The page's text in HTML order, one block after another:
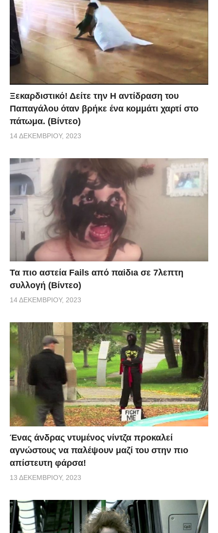
Ξεκαρδιστικό! Δείτε την Η αντίδραση του
Παπαγάλου όταν βρήκε ένα κομμάτι χαρτί στο
πάτωμα. (Βίντεο)
14 ΔΕΚΕΜΒΡΊΟΥ, 2023
Τα πιο αστεία Fails από παiδιa σε 7λεπτη
συλλογή (Βίντεο)
14 ΔΕΚΕΜΒΡΊΟΥ, 2023
Ένας άνδρας ντυμένος νίντζα προκαλεί
αγνώστους να παλέψουν μαζί του στην πιο
απίστευτη φάρσα!
13 ΔΕΚΕΜΒΡΊΟΥ, 2023